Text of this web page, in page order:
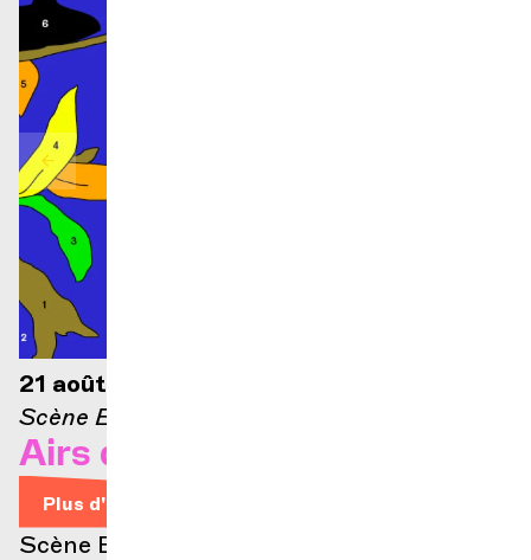
21 août 2026 — 21h
Scène Ella-Fitzgerald
Airs d'Opéra
Plus d'infos
Scène Ella Fitzgerald